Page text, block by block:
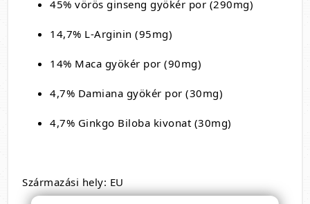
45% vörös ginseng gyökér por (290mg)
14,7% L-Arginin (95mg)
14% Maca gyökér por (90mg)
4,7% Damiana gyökér por (30mg)
4,7% Ginkgo Biloba kivonat (30mg)
Származási hely: EU